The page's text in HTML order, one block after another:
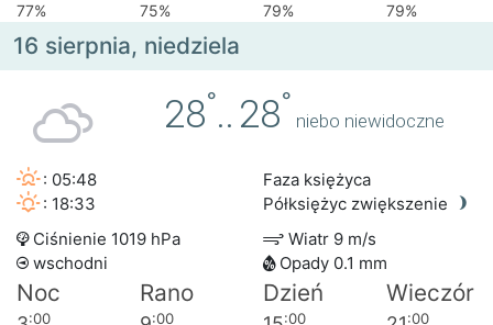
77%
75% 79% 79%
16 sierpnia, niedziela
28°.. 28°
niebo niewidoczne
: 05:48
: 18:33
Faza księżyca
Półksiężyc zwiększenie
Ciśnienie 1019 hPa
Wiatr 9 m/s
wschodni
Opady 0.1 mm
Noc Rano Dzień Wieczór
:00 :00 :00 :00